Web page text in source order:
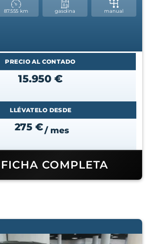
87.555 km gasolina manual
PRECIO AL CONTADO
15.950 €
LLÉVATELO DESDE
275 €/ mes
COMPLETA